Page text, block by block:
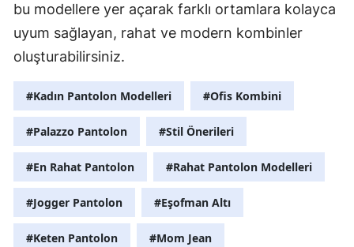
bu modellere yer açarak farklı ortamlara kolayca
uyum sağlayan, rahat ve modern kombinler
oluşturabilirsiniz.
#Kadın Pantolon Modelleri #Ofis Kombini
#Palazzo Pantolon #Stil Önerileri
#En Rahat Pantolon #Rahat Pantolon Modelleri
#Jogger Pantolon #Eşofman Altı
#Keten Pantolon #Mom Jean